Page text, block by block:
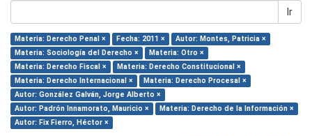
Ir
Materia: Derecho Penal × Fecha: 2011 ×
Autor: Montes, Patricia ×
Materia: Sociología del Derecho ×
Materia: Otro ×
Materia: Derecho Fiscal ×
Materia: Derecho Constitucional ×
Materia: Derecho Internacional ×
Materia: Derecho Procesal ×
Autor: González Galván, Jorge Alberto ×
Autor: Padrón Innamorato, Mauricio ×
Materia: Derecho de la Información ×
Autor: Fix Fierro, Héctor ×